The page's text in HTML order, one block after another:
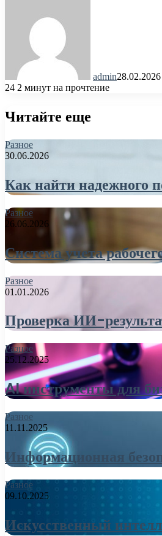
admin28.02.2026
24 2 минут на прочтение
Читайте еще
Разное
30.06.2026
Как найти надежного
Разное
26.06.2026
Система учета
Разное
01.01.2026
Проверка ИИ-
Разное
25.12.2025
AI инструменты для
Разное
11.11.2025
Информационная
Разное
09.10.2025
Искусственный